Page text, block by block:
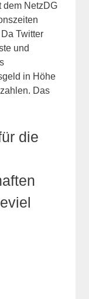
dem NetzDG
Twitter
und
in Höhe
Das
die